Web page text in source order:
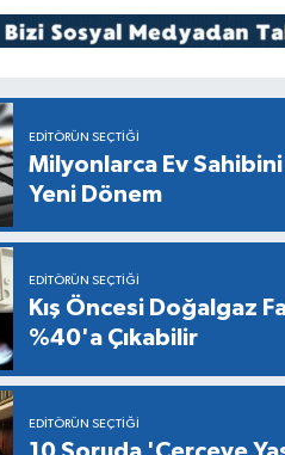
EDITÖRÜN SEÇTIĞI
Milyonlarca Ev
Yeni Dönem
EDITÖRÜN SEÇTIĞI
Kış Öncesi Doğalgaz
%40'a Çıkabilir
EDITÖRÜN SEÇTIĞI